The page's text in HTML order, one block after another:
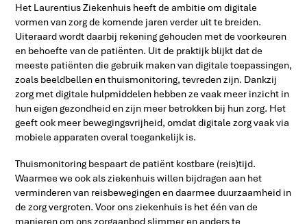
Het Laurentius Ziekenhuis heeft de ambitie om digitale
vormen van zorg de komende jaren verder uit te breiden.
Uiteraard wordt daarbij rekening gehouden met de voorkeuren
en behoefte van de patiënten. Uit de praktijk blijkt dat de
meeste patiënten die gebruik maken van digitale toepassingen,
zoals beeldbellen en thuismonitoring, tevreden zijn. Dankzij
zorg met digitale hulpmiddelen hebben ze vaak meer inzicht in
hun eigen gezondheid en zijn meer betrokken bij hun zorg. Het
geeft ook meer bewegingsvrijheid, omdat digitale zorg vaak via
mobiele apparaten overal toegankelijk is.
Thuismonitoring bespaart de patiënt kostbare (reis)tijd.
Waarmee we ook als ziekenhuis willen bijdragen aan het
verminderen van reisbewegingen en daarmee duurzaamheid in
de zorg vergroten. Voor ons ziekenhuis is het één van de
manieren om ons zorgaanbod slimmer en anders te